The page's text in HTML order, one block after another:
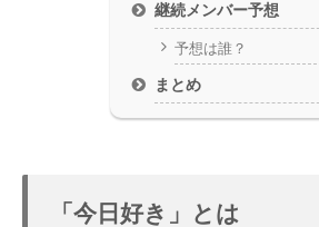
継続メンバー予想
予想は誰？
まとめ
「今日好き」とは